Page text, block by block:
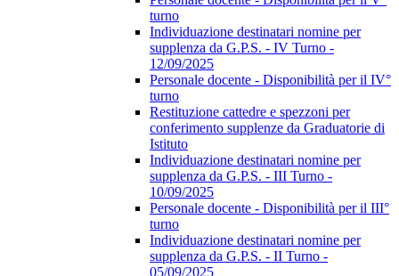
turno
Individuazione destinatari nomine per
supplenza da G.P.S. - IV Turno -
12/09/2025
Personale docente - Disponibilità per il IV°
turno
Restituzione cattedre e spezzoni per
conferimento supplenze da Graduatorie di
Istituto
Individuazione destinatari nomine per
supplenza da G.P.S. - III Turno -
10/09/2025
Personale docente - Disponibilità per il III°
turno
Individuazione destinatari nomine per
supplenza da G.P.S. - II Turno -
05/09/2025